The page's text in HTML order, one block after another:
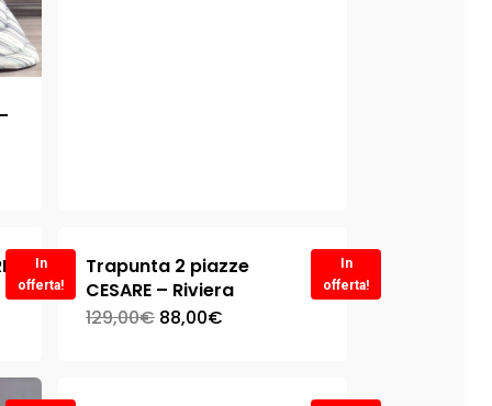
In
offerta!
In
offerta!
Trapunta 2 piazze
CESARE – Riviera
129,00€ 88,00€